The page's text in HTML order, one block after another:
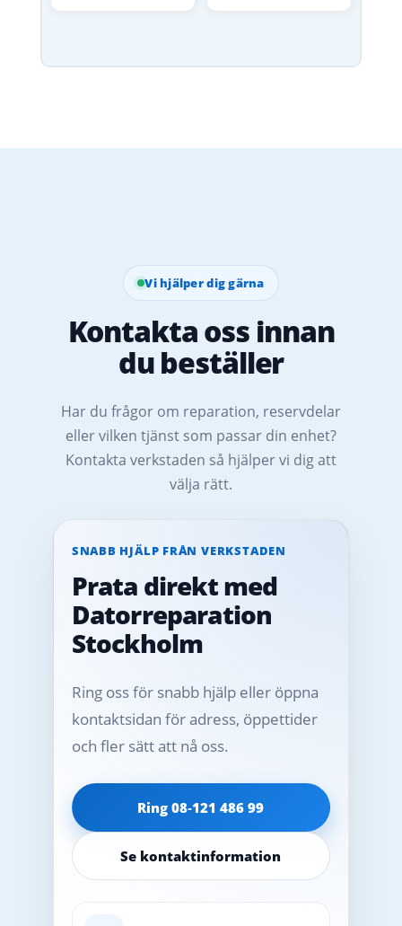
Vi hjälper dig gärna
Kontakta oss innan
du beställer
Har du frågor om reparation, reservdelar
eller vilken tjänst som passar din enhet?
Kontakta verkstaden så hjälper vi dig att
välja rätt.
SNABB HJÄLP FRÅN VERKSTADEN
Prata direkt med
Datorreparation
Stockholm
Ring oss för snabb hjälp eller öppna
kontaktsidan för adress, öppettider
och fler sätt att nå oss.
Ring 08‑121 486 99
Se kontaktinformation